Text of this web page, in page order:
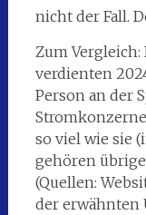
nicht der Fall.
Zum Vergleich:
verdienten
Person an der
so viel wie sie
gehören
(Quellen:
der erwähnten